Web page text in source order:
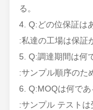
る。
4. Q:どの位保証は
:私達の工場は保証
5. Q:調達期間は何
:サンプル順序のた
6. Q:MOQは何であ
:サンプル テスト